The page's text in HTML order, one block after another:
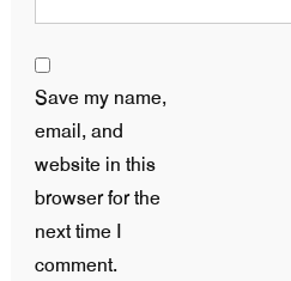
Save my name,
email, and
website in this
browser for the
next time I
comment.